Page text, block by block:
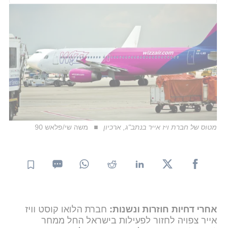
מטוס של חברת ויז אייר בנתב"ג, ארכיון משה שי/פלאש 90
אחרי דחיות חוזרות ונשנות: חברת הלואו קוסט וויז
אייר צפויה לחזור לפעילות בישראל החל ממחר